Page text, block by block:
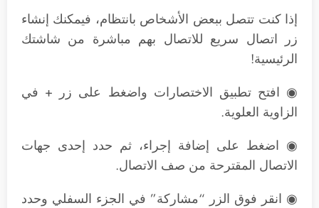
إذا كنت تتصل ببعض الأشخاص بانتظام، فيمكنك إنشاء
زر اتصال سريع للاتصال بهم مباشرة من شاشتك
الرئيسية!
◉ افتح تطبيق الاختصارات واضغط على زر + في
الزاوية العلوية.
◉ اضغط على إضافة إجراء، ثم حدد إحدى جهات
الاتصال المقترحة من صف الاتصال.
◉ انقر فوق الزر “مشاركة” في الجزء السفلي وحدد